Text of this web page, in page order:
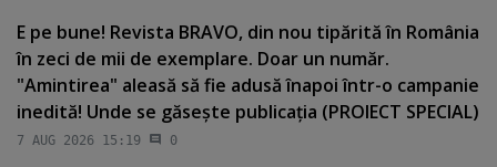
E pe bune! Revista BRAVO, din nou tipărită în România
în zeci de mii de exemplare. Doar un număr.
"Amintirea" aleasă să fie adusă înapoi într-o campanie
inedită! Unde se găseşte publicaţia (PROIECT SPECIAL)
7 AUG 2026 15:19 0